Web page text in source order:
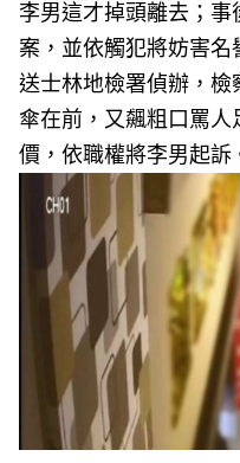
李男這才掉頭離去；
案，並依觸犯將妨害
送士林地檢署偵辦，
傘在前，又飆粗口罵
價，依職權將李男起訴